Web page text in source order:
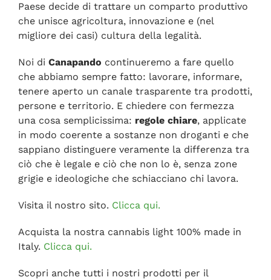
Paese decide di trattare un comparto produttivo
che unisce agricoltura, innovazione e (nel
migliore dei casi) cultura della legalità.
Noi di Canapando continueremo a fare quello
che abbiamo sempre fatto: lavorare, informare,
tenere aperto un canale trasparente tra prodotti,
persone e territorio. E chiedere con fermezza
una cosa semplicissima: regole chiare, applicate
in modo coerente a sostanze non droganti e che
sappiano distinguere veramente la differenza tra
ciò che è legale e ciò che non lo è, senza zone
grigie e ideologiche che schiacciano chi lavora.
Visita il nostro sito. Clicca qui.
Acquista la nostra cannabis light 100% made in
Italy. Clicca qui.
Scopri anche tutti i nostri prodotti per il